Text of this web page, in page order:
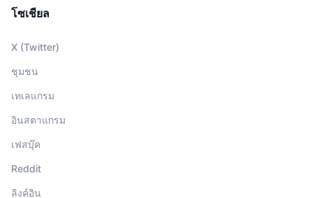
โซเชียล
X (Twitter)
ชุมชน
เทเลแกรม
อินสตาแกรม
เฟสบุ๊ค
Reddit
ลิงค์อิน